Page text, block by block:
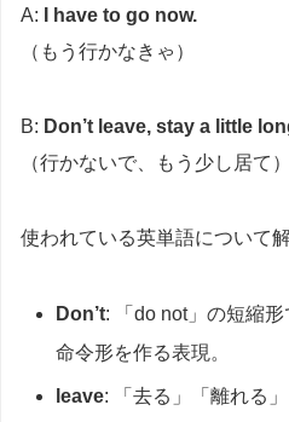
A:
I have to go now.
（もう行かなきゃ）
B: Don’t leave, stay a little
（行かないで、もう少し居て）
使われている英単語について
Don’t: 「do not」の短縮
命令形を作る表現。
leave: 「去る」「離れる